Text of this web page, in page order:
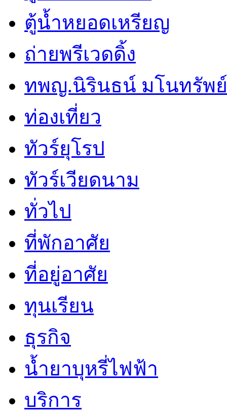
ตู้น้ำหยอดเหรียญ
ถ่ายพรีเวดดิ้ง
ทพญ.นิรินธน์ มโนทรัพ
ท่องเที่ยว
ทัวร์ยุโรป
ทัวร์เวียดนาม
ทั่วไป
ที่พักอาศัย
ที่อยู่อาศัย
ทุนเรียน
ธุรกิจ
น้ำยาบุหรี่ไฟฟ้า
บริการ